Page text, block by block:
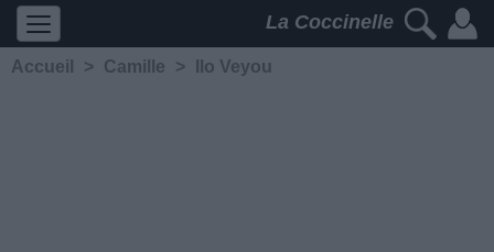
La Coccinelle
Accueil > Camille > Ilo Veyou